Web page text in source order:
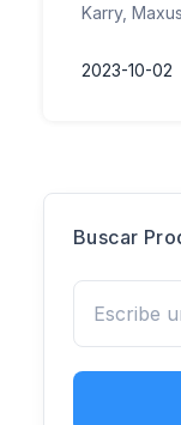
Karry,
2023-10-02
Buscar